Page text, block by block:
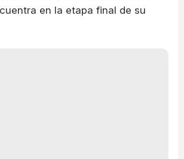
en la etapa final de su